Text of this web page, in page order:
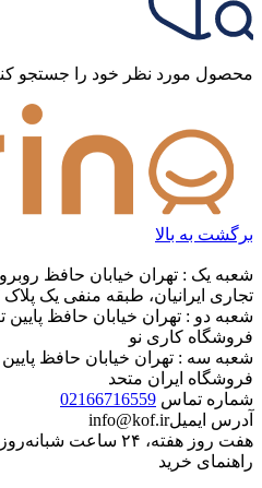
محصول مورد نظر خود را جستجو
برگشت به بالا
شعبه یک : تهران خیابان حافظ
تجاری ایرانیان، طبقه منفی یک پلاک 37 و 38
فروشگاه کاری نو
فروشگاه ایران متحد
شماره تماس 02166716559
آدرس ایمیلinfo@kof.ir
هفت روز هفته، ۲۴ ساعت شبانه‌روز پاسخگوی شما هستیم.
راهنمای خرید